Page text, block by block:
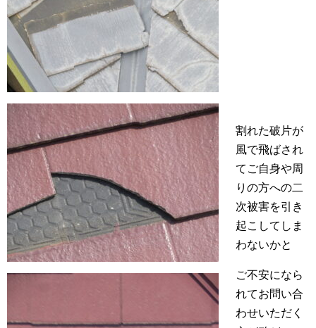
割れた破片が
風で飛ばされ
てご自身や周
りの方への二
次被害を引き
起こしてしま
わないかと
ご不安になら
れてお問い合
わせいただく